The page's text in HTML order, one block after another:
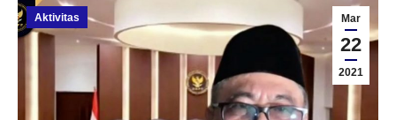
Mar
22
2021
Aktivitas